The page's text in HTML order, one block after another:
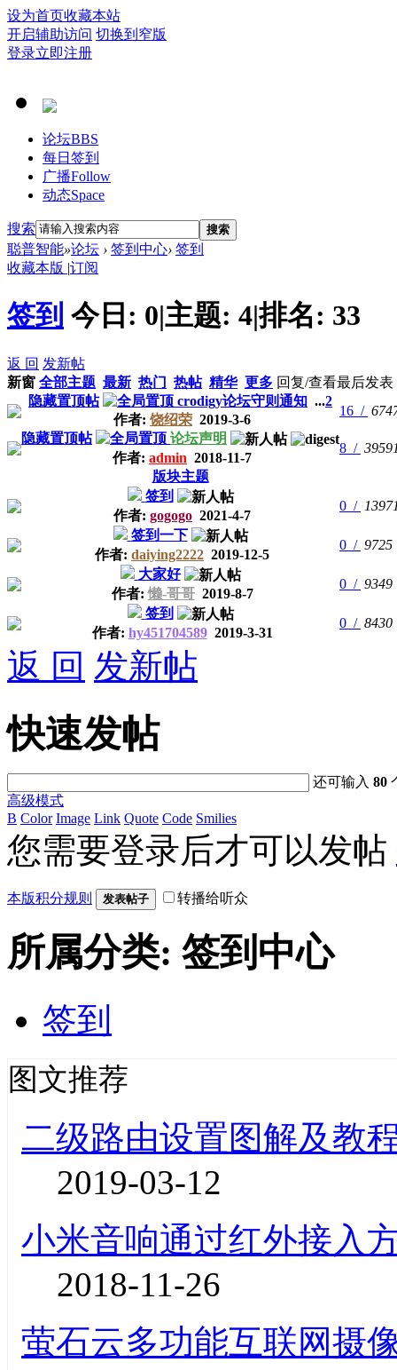
设为首页收藏本站
开启辅助访问 切换到窄版
登录立即注册
论坛BBS
每日签到
广播Follow
动态Space
搜索 搜索
聪普智能»论坛 › 签到中心› 签到
收藏本版 |订阅
签到 今日: 0|主题: 4|排名: 33
返 回 发新帖
新窗 全部主题 最新 热门 热帖 精华 更多 回复/查看最后发表
隐藏置顶帖
crodigy论坛守则通知 ...2
作者: 饶绍荣 2019-3-6
16 /
隐藏置顶帖
论坛声明
作者: admin 2018-11-7
8 /
版块主题
签到
作者: gogogo 2021-4-7
0 /
签到一下
作者: daiying2222 2019-12-5
0 / 9725
大家好
作者:懒-哥哥2019-8-7
0 / 9349
签到
作者: hy4517045892019-3-31
0 / 8430
返 回 发新帖
快速发帖
还可输入80
高级模式
B Color Image Link Quote Code Smilies
您需要登录后才可以发帖
本版积分规则 发表帖子 转播给听众
所属分类: 签到中心
签到
图文推荐
二级路由设置图解及教
2019-03-12
小米音响通过红外接入
2018-11-26
萤石云多功能互联网摄